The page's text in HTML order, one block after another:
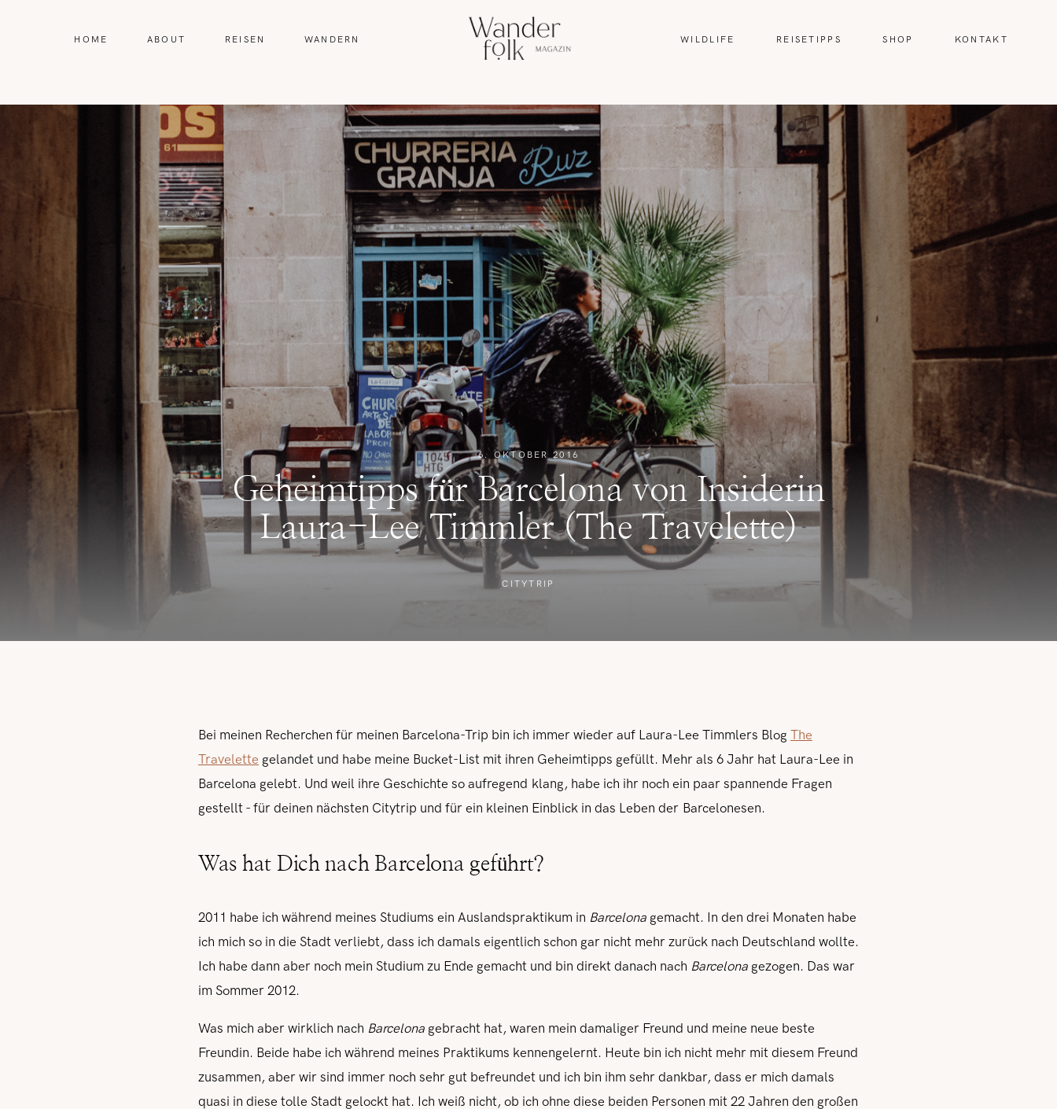
HOME ABOUT REISEN WANDERN WILDLIFE REISETIPPS SHOP KONTAKT
6. OKTOBER 2016
Geheimtipps für Barcelona von Insiderin
Laura-Lee Timmler (The Travelette)
CITYTRIP
Bei meinen Recherchen für meinen Barcelona-Trip bin ich immer wieder auf Laura-Lee Timmlers Blog The
Travelette gelandet und habe meine Bucket-List mit ihren Geheimtipps gefüllt. Mehr als 6 Jahr hat Laura-Lee in
Barcelona gelebt. Und weil ihre Geschichte so aufregend klang, habe ich ihr noch ein paar spannende Fragen
gestellt - für deinen nächsten Citytrip und für ein kleinen Einblick in das Leben der Barcelonesen.
Was hat Dich nach Barcelona geführt?
2011 habe ich während meines Studiums ein Auslandspraktikum in Barcelona gemacht. In den drei Monaten habe
ich mich so in die Stadt verliebt, dass ich damals eigentlich schon gar nicht mehr zurück nach Deutschland wollte.
Ich habe dann aber noch mein Studium zu Ende gemacht und bin direkt danach nach Barcelona gezogen. Das war
im Sommer 2012.
Was mich aber wirklich nach Barcelona gebracht hat, waren mein damaliger Freund und meine neue beste
Freundin. Beide habe ich während meines Praktikums kennengelernt. Heute bin ich nicht mehr mit diesem Freund
zusammen, aber wir sind immer noch sehr gut befreundet und ich bin ihm sehr dankbar, dass er mich damals
quasi in diese tolle Stadt gelockt hat. Ich weiß nicht, ob ich ohne diese beiden Personen mit 22 Jahren den großen
ABOUT
REISEN
WANDERN
WILDLIFE
REISETIPPS
KONTAKT